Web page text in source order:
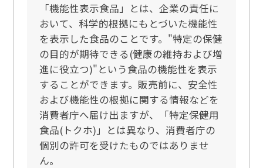
「機能性表示食品」とは、企業の責任に
おいて、科学的根拠にもとづいた機能性
を表示した食品のことです。"特定の保健
の目的が期待できる(健康の維持および増
進に役立つ)"という食品の機能性を表示
することができます。販売前に、安全性
および機能性の根拠に関する情報などを
消費者庁へ届け出ますが、「特定保健用
食品(トクホ)」とは異なり、消費者庁の
個別の許可を受けたものではありませ
ん。